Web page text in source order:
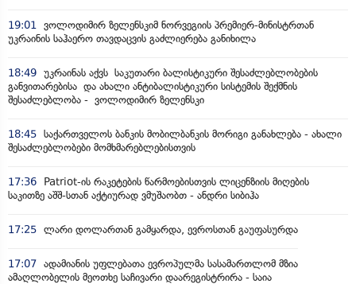
19:01
ვოლოდიმირ ზელენსკიმ ნორვეგიის პრემიერ-მინისტრთან
უკრაინის საჰაერო თავდაცვის გაძლიერება განიხილა
18:49 უკრაინას აქვს საკუთარი ბალისტიკური შესაძლებლობების
განვითარებისა და ახალი ანტიბალისტიკური სისტემის შექმნის
შესაძლებლობა - ვოლოდიმირ ზელენსკი
18:45 საქართველოს ბანკის მობილბანკის მორიგი განახლება - ახალი
შესაძლებლობები მომხმარებლებისთვის
17:36
Patriot-ის რაკეტების წარმოებისთვის ლიცენზიის მიღების
საკითზე აშშ-სთან აქტიურად ვმუშაობთ - ანდრი სიბიჰა
17:25 ლარი დოლართან გამყარდა, ევროსთან გაუფასურდა
17:07 ადამიანის უფლებათა ევროპულმა სასამართლომ მზია
ამაღლობელის მეოთხე საჩივარი დაარეგისტრირა - საია